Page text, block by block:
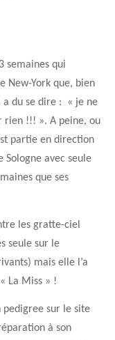
semaines qui
New-York que, bien
a du se dire : « je ne
rien !!! ». A peine, ou
partie en direction
Sologne avec seule
que ses
les gratte-ciel
seule sur le
mais elle l’a
La Miss » !
pedigree sur le site
à son